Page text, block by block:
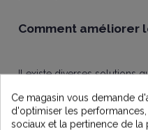
Comment améliorer
Il existe diverses solutions
habitation ou de votre
Ce magasin vous demande
d'optimiser les
sociaux et la pertinence de